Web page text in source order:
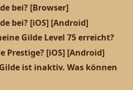
bei? [Browser]
bei? [iOS] [Android]
Gilde Level 75 erreicht?
Prestige? [iOS] [Android]
ist inaktiv. Was können